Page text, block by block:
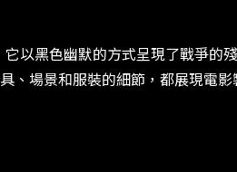
以黑色幽默的方式呈現了戰爭的
場景和服裝的細節，都展現電